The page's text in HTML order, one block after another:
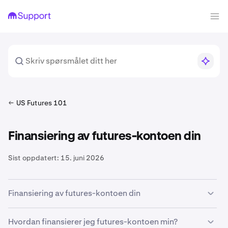
US Futures 101
Finansiering av futures-kontoen din
Sist oppdatert: 15. juni 2026
Finansiering av futures-kontoen din
For å handle på Kraken Derivatives US, må du finansiere
Hvordan finansierer jeg futures-kontoen min?